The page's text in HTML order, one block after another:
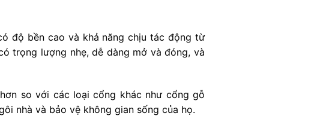
độ bền cao và khả năng chịu tác động từ
trọng lượng nhẹ, dễ dàng mở và đóng, và
so với các loại cổng khác như cổng gỗ
nhà và bảo vệ không gian sống của họ.